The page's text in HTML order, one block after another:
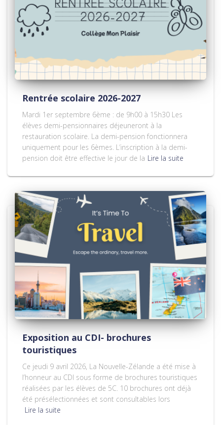
Rentrée scolaire 2026-2027
Mardi 1er septembre 6ème : de 9h00 à 15h30 Les
élèves demi-pensionnaires déjeuneront à la
restauration scolaire. La demi-pension fonctionnera
uniquement pour les 6èmes. L’inscription à la demi-
pension doit être effective le jour de la Lire la suite
Exposition au CDI- brochures
touristiques
Ce jeudi 9 avril 2026, La Nouvelle-Zélande a été mise à
l’honneur au CDI sous forme de brochures touristiques
réalisées par les élèves de 5C. 10 brochures ont déjà
été présélectionnées et sont consultables lors
Lire la suite